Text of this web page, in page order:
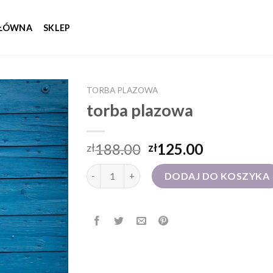
SKLEP
TORBA PLAZOWA
torba plazowa
zł188.00 zł125.00
ilość torba plazowa DODAJ DO KOSZYKA